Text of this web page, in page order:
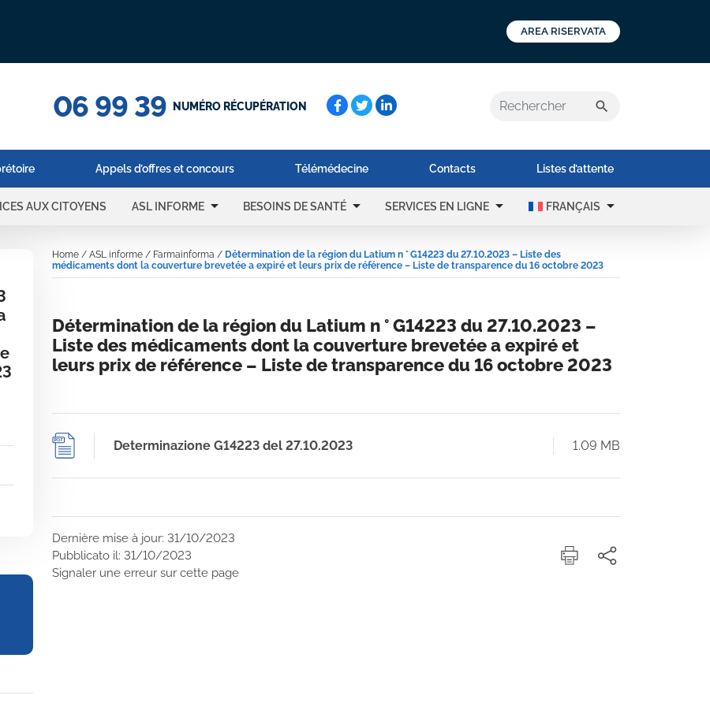
AREA RISERVATA
06 99 39 NUMÉRO RÉCUPÉRATION Cerca: search
Appels d’offres et concours Télémédecine Contacts Listes d’attente
AUX CITOYENS ASL INFORME arrow_drop_down BESOINS DE SANTÉ arrow_drop_down SERVICES EN LIGNE arrow_drop_down FRANÇAIS arrow_drop_down
Home / ASL informe / Farmainforma / Détermination de la région du Latium n ° G14223 du 27.10.2023 – Liste des
médicaments dont la couverture brevetée a expiré et leurs prix de référence – Liste de transparence du 16 octobre 2023
Détermination de la région du Latium n ° G14223 du 27.10.2023 –
Liste des médicaments dont la couverture brevetée a expiré et
leurs prix de référence – Liste de transparence du 16 octobre 2023
Determinazione G14223 del 27.10.2023 1.09 MB
Dernière mise à jour: 31/10/2023
Pubblicato il: 31/10/2023
Signaler une erreur sur cette page